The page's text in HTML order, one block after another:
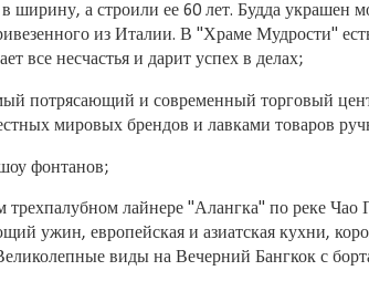
ширину, а строили ее 60 лет. Будда украшен
из Италии. В "Храме Мудрости"
все несчастья и дарит успех в делах;
потрясающий и современный торговый
мировых брендов и лавками товаров
фонтанов;
лайнере "Алангка" по реке Чао
ужин, европейская и азиатская кухни,
виды на Вечерний Бангкок с